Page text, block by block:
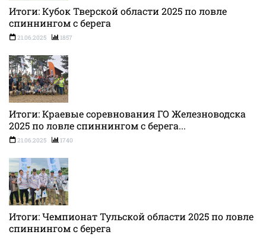
Итоги: Кубок Тверской области 2025 по ловле
спиннингом с берега
21.06.2025 1857
Итоги: Краевые соревнования ГО Железноводска
2025 по ловле спиннингом с берега...
21.06.2025 1740
Итоги: Чемпионат Тульской области 2025 по ловле
спиннингом с берега